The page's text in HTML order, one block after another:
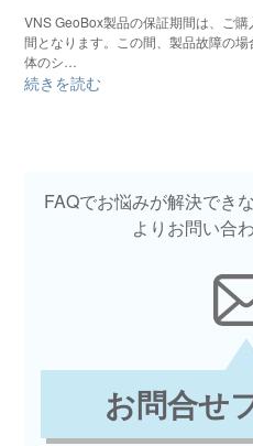
VNS GeoBox製品の保証期間は、ご
間となります。この間、製品故障の
体のシ…
続きを読む
FAQでお悩みが解決でき
よりお問い合
お問合せ